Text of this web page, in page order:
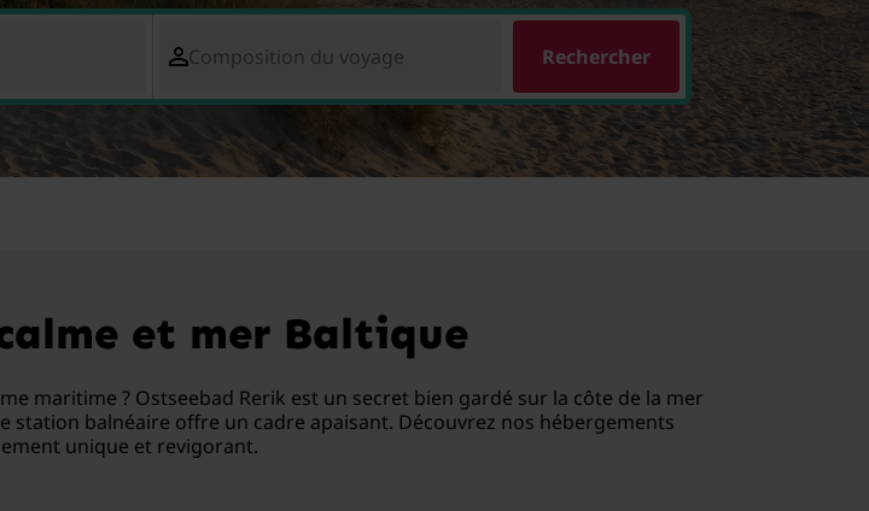
Composition du voyage Rechercher
et mer Baltique
maritime ? Ostseebad Rerik est un secret bien gardé sur la côte de la mer
station balnéaire offre un cadre apaisant. Découvrez nos hébergements
unique et revigorant.